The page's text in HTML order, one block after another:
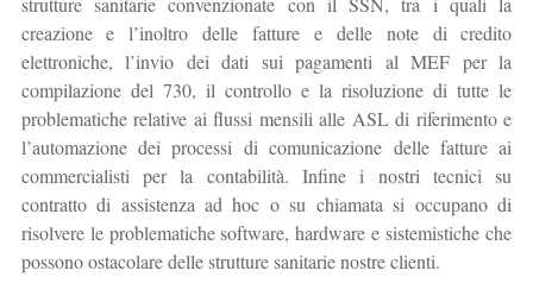
creazione e l’inoltro delle fatture e delle note di credito
elettroniche, l’invio dei dati sui pagamenti al MEF per la
compilazione del 730, il controllo e la risoluzione di tutte le
problematiche relative ai flussi mensili alle ASL di riferimento e
l’automazione dei processi di comunicazione delle fatture ai
commercialisti per la contabilità. Infine i nostri tecnici su
contratto di assistenza ad hoc o su chiamata si occupano di
risolvere le problematiche software, hardware e sistemistiche che
possono ostacolare delle strutture sanitarie nostre clienti.